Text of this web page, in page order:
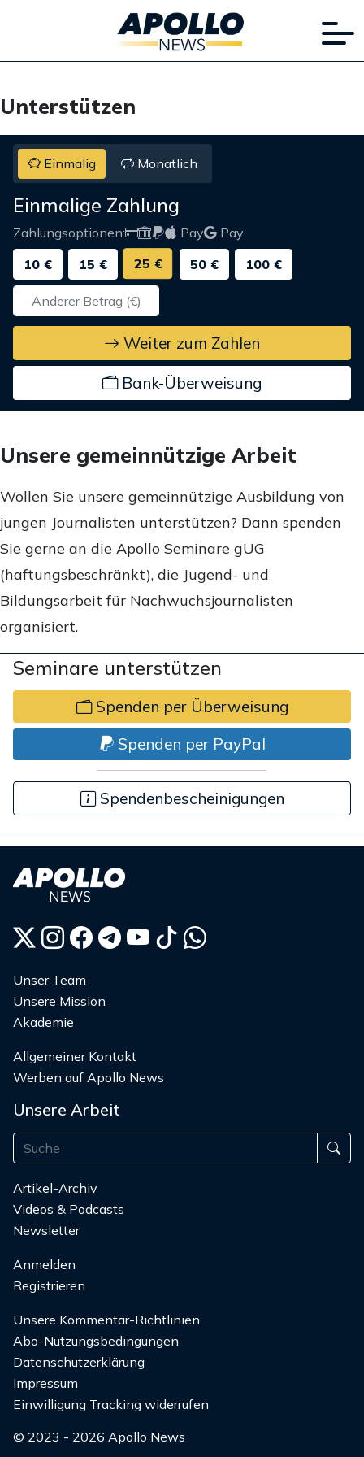
Unterstützen
Einmalig Monatlich
Einmalige Zahlung
Zahlungsoptionen: Pay
Pay
10 €
15 € 25 € 50 € 100 €
Weiter zum Zahlen
Bank-Überweisung
Unsere gemeinnützige Arbeit
Wollen Sie unsere gemeinnützige Ausbildung von
jungen Journalisten unterstützen? Dann spenden
Sie gerne an die Apollo Seminare gUG
(haftungsbeschränkt), die Jugend- und
Bildungsarbeit für Nachwuchsjournalisten
organisiert.
Seminare unterstützen
Spenden per Überweisung
Spenden per PayPal
Spendenbescheinigungen
Unser Team
Unsere Mission
Akademie
Allgemeiner Kontakt
Werben auf Apollo News
Unsere Arbeit
Artikel-Archiv
Videos & Podcasts
Newsletter
Anmelden
Registrieren
Unsere Kommentar-Richtlinien
Abo-Nutzungsbedingungen
Datenschutzerklärung
Impressum
Einwilligung Tracking widerrufen
© 2023 - 2026 Apollo News